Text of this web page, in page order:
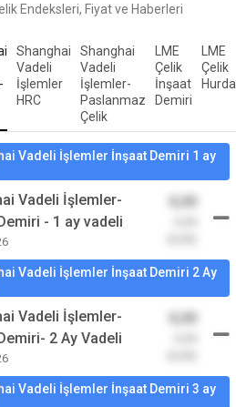
Endeksleri, Fiyat ve Haberleri
Shanghai
Vadeli
İşlemler
HRC
Shanghai
Vadeli
İşlemler-
Paslanmaz
Çelik
LME
Çelik
İnşaat
Demiri
LME
Çelik
Hurda
Vadeli İşlemler İnşaat Demiri 1 ay
Vadeli İşlemler-
- 1 ay vadeli
0,00
Vadeli İşlemler İnşaat Demiri 2 Ay
Vadeli İşlemler-
2 Ay Vadeli
0,00
Vadeli İşlemler İnşaat Demiri 3 ay